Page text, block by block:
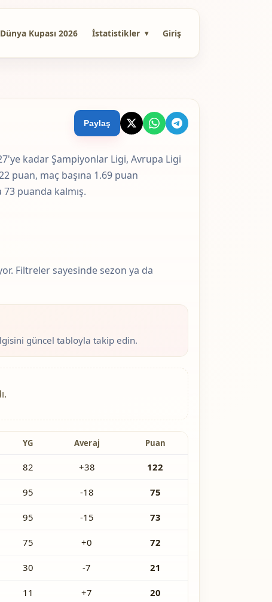
Dünya Kupası 2026 İstatistikler Giriş
Paylaş
kadar Şampiyonlar Ligi, Avrupa Ligi
puan, maç başına 1.69 puan
puanda kalmış.
Filtreler sayesinde sezon ya da
güncel tabloyla takip edin.
YG Averaj Puan
82 +38 122
95 -18 75
95 -15 73
75 +0 72
30 -7 21
11 +7 20